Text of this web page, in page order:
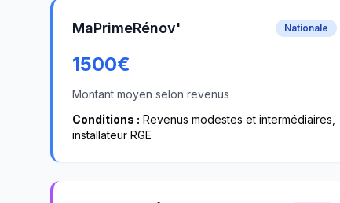
MaPrimeRénov' Nationale
1500€
Montant moyen selon revenus
Conditions : Revenus modestes et intermédiaires,
installateur RGE